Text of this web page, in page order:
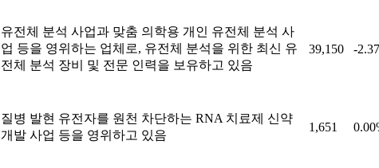
유전체 분석 사업과 맞춤 의학용 개인 유전체 분석 사
업 등을 영위하는 업체로, 유전체 분석을 위한 최신 유
전체 분석 장비 및 전문 인력을 보유하고 있음
39,150 -
질병 발현 유전자를 원천 차단하는 RNA 치료제 신약
개발 사업 등을 영위하고 있음
1,651